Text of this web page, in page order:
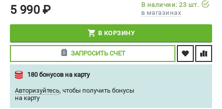
СЕРВИС
ИЗБРАННОЕ
ПОДДЕРЖКА
5 990 ₽
В наличии: 23 шт.
в магазинах
В КОРЗИНУ
ЗАПРОСИТЬ СЧЕТ
180 бонусов на карту
Авторизуйтесь, чтобы получить бонусы
на карту